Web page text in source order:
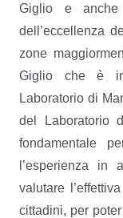
Giglio e
dell’eccellenza
zone
Giglio che è
Laboratorio di
del Laboratorio
fondamentale
l’esperienza in
valutare
cittadini, per